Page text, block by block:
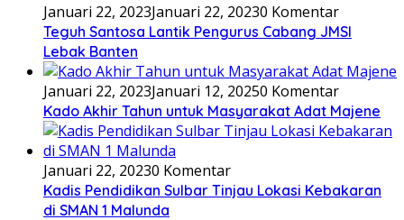
Januari 22, 2023Januari 22, 20230 Komentar
Teguh Santosa Lantik Pengurus Cabang JMSI
Lebak Banten
Januari 22, 2023Januari 12, 20250 Komentar
Kado Akhir Tahun untuk Masyarakat Adat Majene
Januari 22, 20230 Komentar
Kadis Pendidikan Sulbar Tinjau Lokasi Kebakaran
di SMAN 1 Malunda